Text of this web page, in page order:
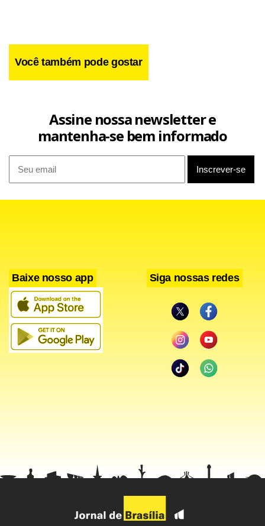
Você também pode gostar
Assine nossa newsletter e
mantenha-se bem informado
Baixe nosso app Siga nossas redes